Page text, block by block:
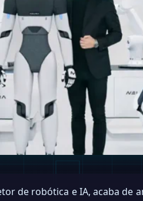
de robótica e IA, acaba de